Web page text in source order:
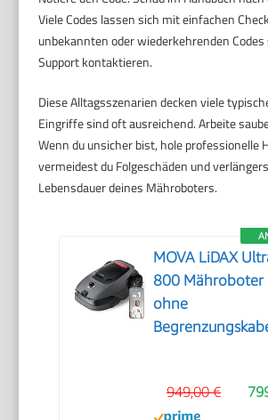
Viele Codes lassen sich mit einfachen
unbekannten oder wiederkehrenden
Support kontaktieren.
Diese Alltagsszenarien decken viele
Eingriffe sind oft ausreichend. Arbeite
Wenn du unsicher bist, hole professionelle
vermeidest du Folgeschäden und
Lebensdauer deines Mähroboters.
MOVA LiDAX
800 Mähroboter
ohne
949,00 €